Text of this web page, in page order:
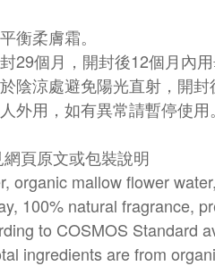
衡柔膚霜。
29個月，開封後12個月內用
陰涼處避免陽光直射，開封
外用，如有異常請暫停使用。
頁原文或包裝說明
organic mallow flower
100% natural fragrance,
to COSMOS Standard
ingredients are from